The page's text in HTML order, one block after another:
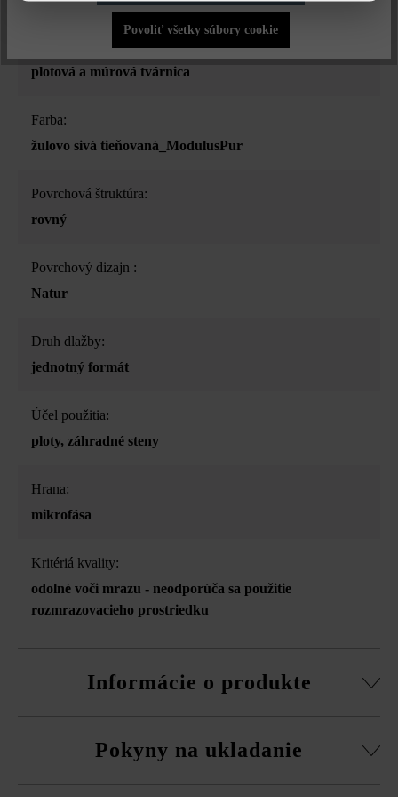
Druh produktu:
plotová a múrová tvárnica
Farba:
žulovo sivá tieňovaná_ModulusPur
Povrchová štruktúra:
rovný
Povrchový dizajn :
Natur
Druh dlažby:
jednotný formát
Účel použitia:
ploty, záhradné steny
Hrana:
mikrofása
Kritériá kvality:
odolné voči mrazu - neodporúča sa použitie
rozmrazovacieho prostriedku
Informácie o produkte
kamene, súpravy rohových kociek a vrchná doska.
Pokyny na ukladanie
Povoliť všetky súbory cookie